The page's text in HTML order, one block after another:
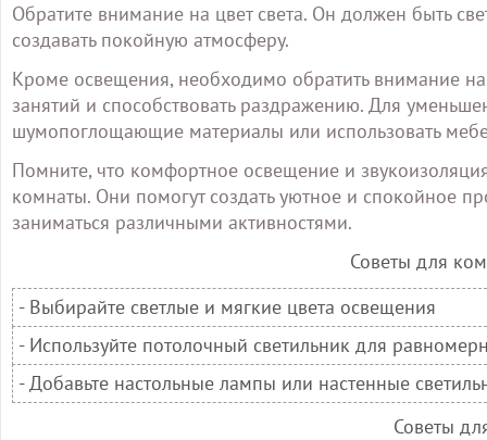
Обратите внимание на цвет света. Он должен быть
создавать покойную атмосферу.
Кроме освещения, необходимо обратить внимание
занятий и способствовать раздражению. Для
шумопоглощающие материалы или использовать
Помните, что комфортное освещение и
комнаты. Они помогут создать уютное и спокойное
заниматься различными активностями.
Советы для
- Выбирайте светлые и мягкие цвета освещения
- Используйте потолочный светильник для
- Добавьте настольные лампы или настенные
Советы